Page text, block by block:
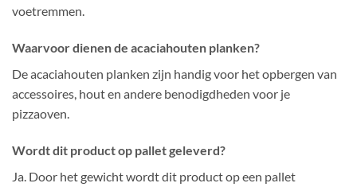
voetremmen.
Waarvoor dienen de acaciahouten planken?
De acaciahouten planken zijn handig voor het opbergen van
accessoires, hout en andere benodigdheden voor je
pizzaoven.
Wordt dit product op pallet geleverd?
Ja. Door het gewicht wordt dit product op een pallet